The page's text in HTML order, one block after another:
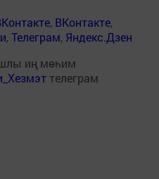
, ВКонтакте,
,Телеграм, Яндекс.Дзен
иң мөһим
телеграм